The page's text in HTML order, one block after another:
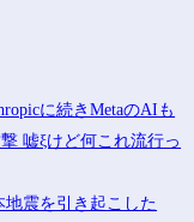
に続きMetaのAIも
嘘ξけど何これ流行っ
地震を引き起こした